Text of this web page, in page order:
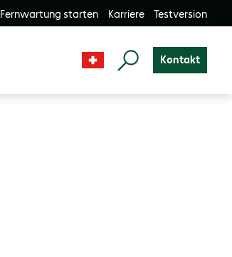
Fernwartung starten Karriere Testversion
Kontakt